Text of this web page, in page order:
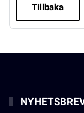
Tillbaka